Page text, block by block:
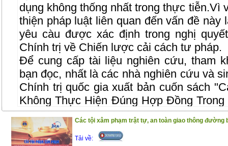
dụng không thống nhất trong thực tiễn.Vì
thiện pháp luật liên quan đến vấn đề này
yêu càu được xác định trong nghị
Chính trị về Chiến lược cải cách tư pháp.
Để cung cấp tài liệu nghiên cứu, tham
bạn đọc, nhất là các nhà nghiên cứu và
Chính trị quốc gia xuất bản cuốn sách "
Không Thực Hiện Đúng Hợp Đồng Trong
TS. Đỗ Văn Đại. Nội dung của cuốn
từ kết quả nghiên cứu của đề tài khoa
cuốn sách được trình bày một cách có
Các tội xâm phạm trật tự, an toàn giao thông đường
Tải về: